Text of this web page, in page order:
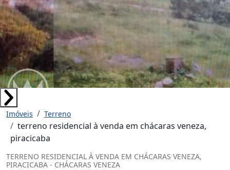
Imóveis Terreno
terreno residencial à venda em chácaras veneza,
piracicaba
TERRENO RESIDENCIAL À VENDA EM CHÁCARAS VENEZA,
PIRACICABA - CHÁCARAS VENEZA